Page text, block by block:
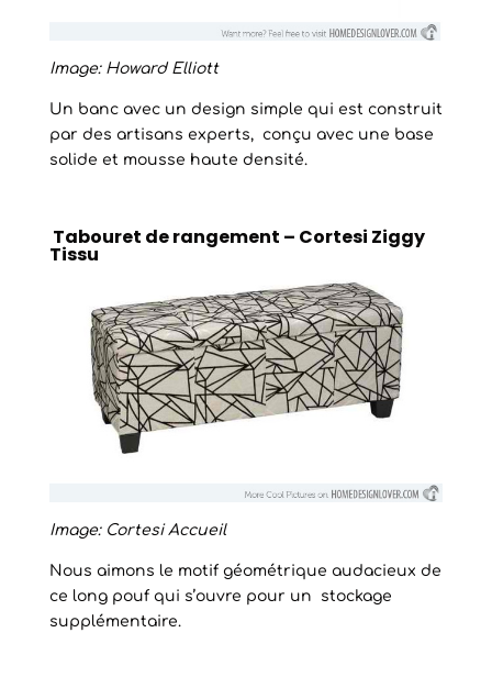
Image: Howard Elliott
Un banc avec un design simple qui est construit
par des artisans experts, conçu avec une base
solide et mousse haute densité.
Tabouret de rangement – Cortesi Ziggy
Tissu
Image: Cortesi Accueil
Nous aimons le motif géométrique audacieux de
ce long pouf qui s’ouvre pour un stockage
supplémentaire.